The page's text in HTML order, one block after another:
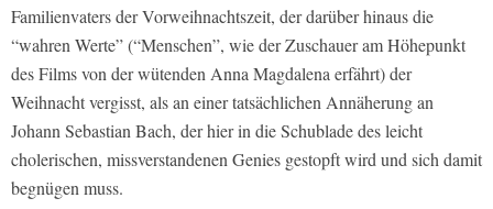
Familienvaters der Vorweihnachtszeit, der darüber hinaus die
“wahren Werte” (“Menschen”, wie der Zuschauer am Höhepunkt
des Films von der wütenden Anna Magdalena erfährt) der
Weihnacht vergisst, als an einer tatsächlichen Annäherung an
Johann Sebastian Bach, der hier in die Schublade des leicht
cholerischen, missverstandenen Genies gestopft wird und sich damit
begnügen muss.